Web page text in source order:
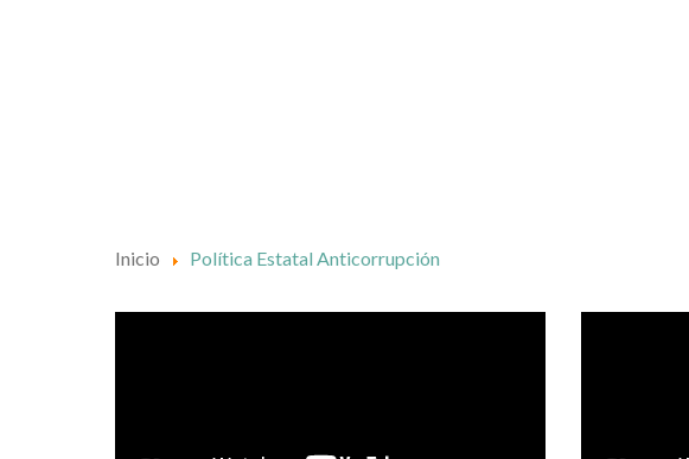
Inicio Política Estatal Anticorrupción